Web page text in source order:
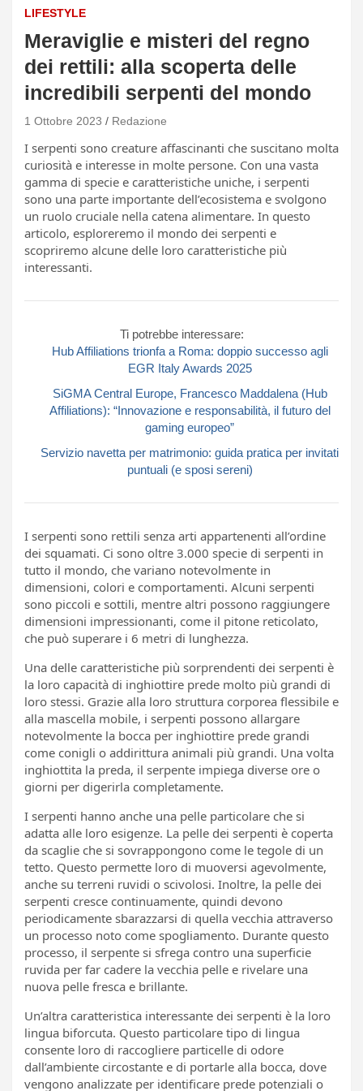
LIFESTYLE
Meraviglie e misteri del regno
dei rettili: alla scoperta delle
incredibili serpenti del mondo
1 Ottobre 2023 Redazione
I serpenti sono creature affascinanti che suscitano molta
curiosità e interesse in molte persone. Con una vasta
gamma di specie e caratteristiche uniche, i serpenti
sono una parte importante dell’ecosistema e svolgono
un ruolo cruciale nella catena alimentare. In questo
articolo, esploreremo il mondo dei serpenti e
scopriremo alcune delle loro caratteristiche più
interessanti.
Ti potrebbe interessare:
Hub Affiliations trionfa a Roma: doppio successo agli
EGR Italy Awards 2025
SiGMA Central Europe, Francesco Maddalena (Hub
Affiliations): “Innovazione e responsabilità, il futuro del
gaming europeo”
Servizio navetta per matrimonio: guida pratica per invitati
puntuali (e sposi sereni)
I serpenti sono rettili senza arti appartenenti all’ordine
dei squamati. Ci sono oltre 3.000 specie di serpenti in
tutto il mondo, che variano notevolmente in
dimensioni, colori e comportamenti. Alcuni serpenti
sono piccoli e sottili, mentre altri possono raggiungere
dimensioni impressionanti, come il pitone reticolato,
che può superare i 6 metri di lunghezza.
Una delle caratteristiche più sorprendenti dei serpenti è
la loro capacità di inghiottire prede molto più grandi di
loro stessi. Grazie alla loro struttura corporea flessibile e
alla mascella mobile, i serpenti possono allargare
notevolmente la bocca per inghiottire prede grandi
come conigli o addirittura animali più grandi. Una volta
inghiottita la preda, il serpente impiega diverse ore o
giorni per digerirla completamente.
I serpenti hanno anche una pelle particolare che si
adatta alle loro esigenze. La pelle dei serpenti è coperta
da scaglie che si sovrappongono come le tegole di un
tetto. Questo permette loro di muoversi agevolmente,
anche su terreni ruvidi o scivolosi. Inoltre, la pelle dei
serpenti cresce continuamente, quindi devono
periodicamente sbarazzarsi di quella vecchia attraverso
un processo noto come spogliamento. Durante questo
processo, il serpente si sfrega contro una superficie
ruvida per far cadere la vecchia pelle e rivelare una
nuova pelle fresca e brillante.
Un’altra caratteristica interessante dei serpenti è la loro
lingua biforcuta. Questo particolare tipo di lingua
consente loro di raccogliere particelle di odore
dall’ambiente circostante e di portarle alla bocca, dove
vengono analizzate per identificare prede potenziali o